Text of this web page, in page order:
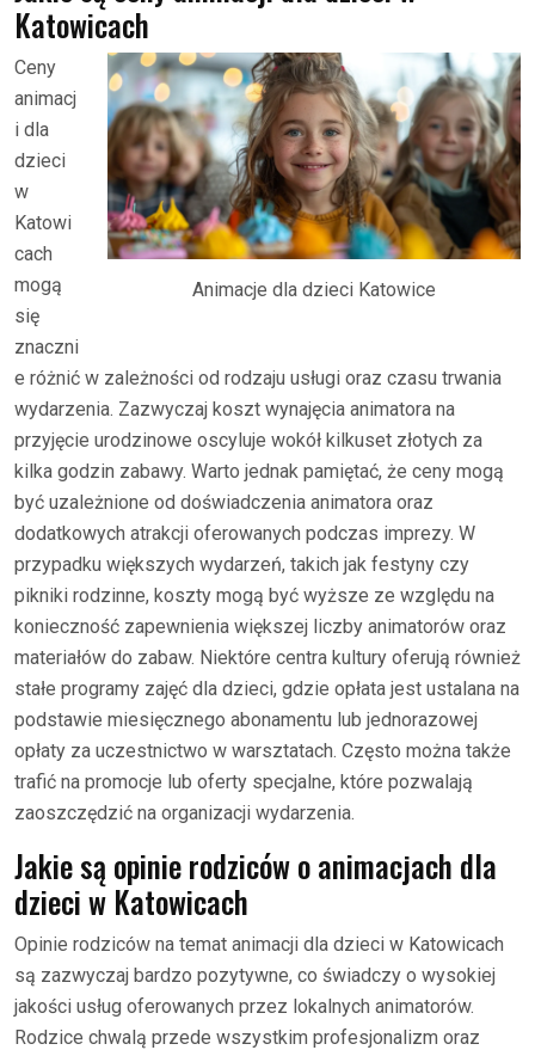
Katowicach
Animacje dla dzieci Katowice
Ceny
animacj
i dla
dzieci
w
Katowi
cach
mogą
się
znaczni
e różnić w zależności od rodzaju usługi oraz czasu trwania
wydarzenia. Zazwyczaj koszt wynajęcia animatora na
przyjęcie urodzinowe oscyluje wokół kilkuset złotych za
kilka godzin zabawy. Warto jednak pamiętać, że ceny mogą
być uzależnione od doświadczenia animatora oraz
dodatkowych atrakcji oferowanych podczas imprezy. W
przypadku większych wydarzeń, takich jak festyny czy
pikniki rodzinne, koszty mogą być wyższe ze względu na
konieczność zapewnienia większej liczby animatorów oraz
materiałów do zabaw. Niektóre centra kultury oferują również
stałe programy zajęć dla dzieci, gdzie opłata jest ustalana na
podstawie miesięcznego abonamentu lub jednorazowej
opłaty za uczestnictwo w warsztatach. Często można także
trafić na promocje lub oferty specjalne, które pozwalają
zaoszczędzić na organizacji wydarzenia.
Jakie są opinie rodziców o animacjach dla
dzieci w Katowicach
Opinie rodziców na temat animacji dla dzieci w Katowicach
są zazwyczaj bardzo pozytywne, co świadczy o wysokiej
jakości usług oferowanych przez lokalnych animatorów.
Rodzice chwalą przede wszystkim profesjonalizm oraz